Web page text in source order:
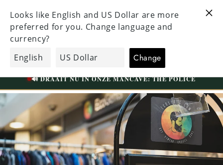
naar de
content
BEZOEK ONZE UNIEKE WINKEL IN TILBURG
WESTERMARKT | GRATIS PARKEREN
EcoGents
📍 WESTERMARKT 35A | TILBURG
🔊 DRAAIT NU IN ONZE MANCAVE: THE POLICE